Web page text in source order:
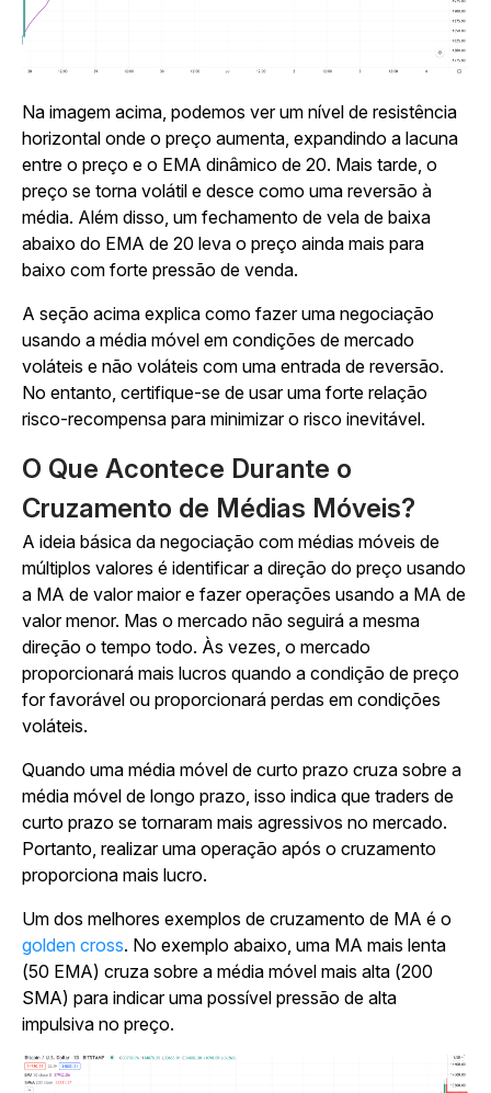
Na imagem acima, podemos ver um nível de resistência
horizontal onde o preço aumenta, expandindo a lacuna
entre o preço e o EMA dinâmico de 20. Mais tarde, o
preço se torna volátil e desce como uma reversão à
média. Além disso, um fechamento de vela de baixa
abaixo do EMA de 20 leva o preço ainda mais para
baixo com forte pressão de venda.
A seção acima explica como fazer uma negociação
usando a média móvel em condições de mercado
voláteis e não voláteis com uma entrada de reversão.
No entanto, certifique-se de usar uma forte relação
risco-recompensa para minimizar o risco inevitável.
O Que Acontece Durante o
Cruzamento de Médias Móveis?
A ideia básica da negociação com médias móveis de
múltiplos valores é identificar a direção do preço usando
a MA de valor maior e fazer operações usando a MA de
valor menor. Mas o mercado não seguirá a mesma
direção o tempo todo. Às vezes, o mercado
proporcionará mais lucros quando a condição de preço
for favorável ou proporcionará perdas em condições
voláteis.
Quando uma média móvel de curto prazo cruza sobre a
média móvel de longo prazo, isso indica que traders de
curto prazo se tornaram mais agressivos no mercado.
Portanto, realizar uma operação após o cruzamento
proporciona mais lucro.
Um dos melhores exemplos de cruzamento de MA é o
golden cross. No exemplo abaixo, uma MA mais lenta
(50 EMA) cruza sobre a média móvel mais alta (200
SMA) para indicar uma possível pressão de alta
impulsiva no preço.